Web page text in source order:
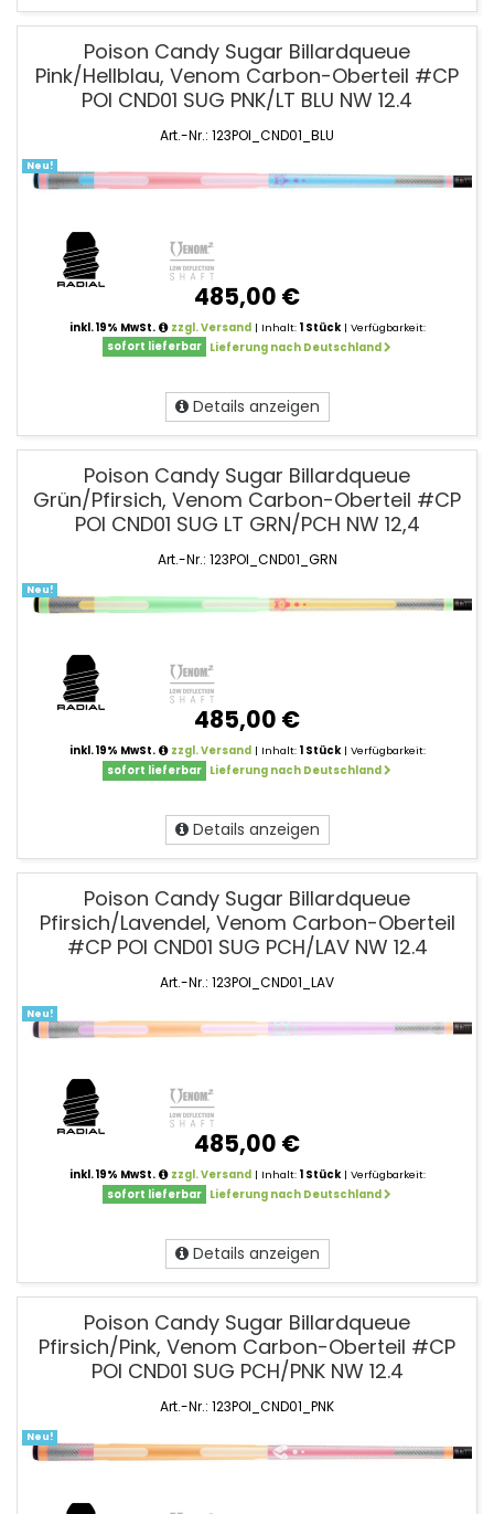
Poison Candy Sugar Billardqueue
Pink/Hellblau, Venom Carbon-Oberteil #CP
POI CND01 SUG PNK/LT BLU NW 12.4
Art.-Nr.: 123POI_CND01_BLU
Neu!
485,00 €
inkl. 19% MwSt. zzgl. Versand| Inhalt: 1 Stück| Verfügbarkeit:
sofort lieferbar
Lieferung nach Deutschland
Details anzeigen
Poison Candy Sugar Billardqueue
Grün/Pfirsich, Venom Carbon-Oberteil #CP
POI CND01 SUG LT GRN/PCH NW 12,4
Art.-Nr.: 123POI_CND01_GRN
Neu!
485,00 €
inkl. 19% MwSt. zzgl. Versand | Inhalt: 1 Stück| Verfügbarkeit:
sofort lieferbar
Lieferung nach Deutschland
Details anzeigen
Poison Candy Sugar Billardqueue
Pfirsich/Lavendel, Venom Carbon-Oberteil
#CP POI CND01 SUG PCH/LAV NW 12.4
Art.-Nr.: 123POI_CND01_LAV
Neu!
485,00 €
inkl. 19% MwSt. zzgl. Versand| Inhalt: 1 Stück| Verfügbarkeit:
sofort lieferbar
Lieferung nach Deutschland
Details anzeigen
Poison Candy Sugar Billardqueue
Pfirsich/Pink, Venom Carbon-Oberteil #CP
POI CND01 SUG PCH/PNK NW 12.4
Art.-Nr.: 123POI_CND01_PNK
Neu!